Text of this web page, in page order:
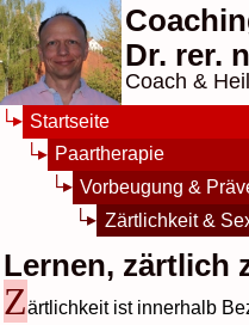
Dr. rer.
Coach &
Startseite
Paartherapie
Vorbeugung &
Zärtlichkeit &
Lernen, zärtlich
Zärtlichkeit ist innerhalb